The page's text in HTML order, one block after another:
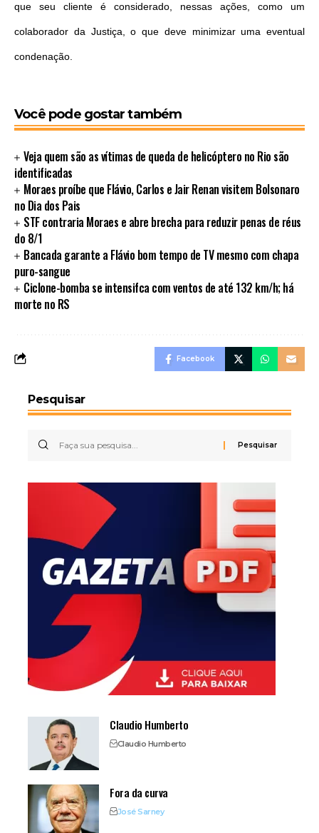
que seu cliente é considerado, nessas ações, como um
colaborador da Justiça, o que deve minimizar uma eventual
condenação.
Você pode gostar também
Veja quem são as vítimas de queda de helicóptero no Rio são
identificadas
Moraes proíbe que Flávio, Carlos e Jair Renan visitem Bolsonaro
no Dia dos Pais
STF contraria Moraes e abre brecha para reduzir penas de réus
do 8/1
Bancada garante a Flávio bom tempo de TV mesmo com chapa
puro-sangue
Ciclone-bomba se intensifca com ventos de até 132 km/h; há
morte no RS
Facebook
Pesquisar
Claudio Humberto
Claudio Humberto
Fora da curva
José Sarney